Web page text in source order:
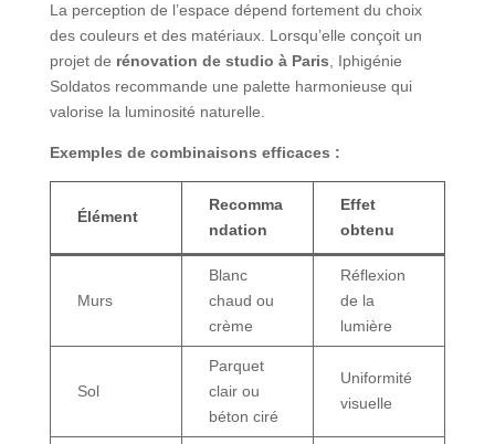
La perception de l’espace dépend fortement du choix
des couleurs et des matériaux. Lorsqu’elle conçoit un
projet de rénovation de studio à Paris , Iphigénie
Soldatos recommande une palette harmonieuse qui
valorise la luminosité naturelle.
Exemples de combinaisons efficaces :
Élément
Recomma
ndation
Effet
obtenu
Murs
Blanc
chaud ou
crème
Réflexion
de la
lumière
Sol
Parquet
clair ou
béton ciré
Uniformité
visuelle